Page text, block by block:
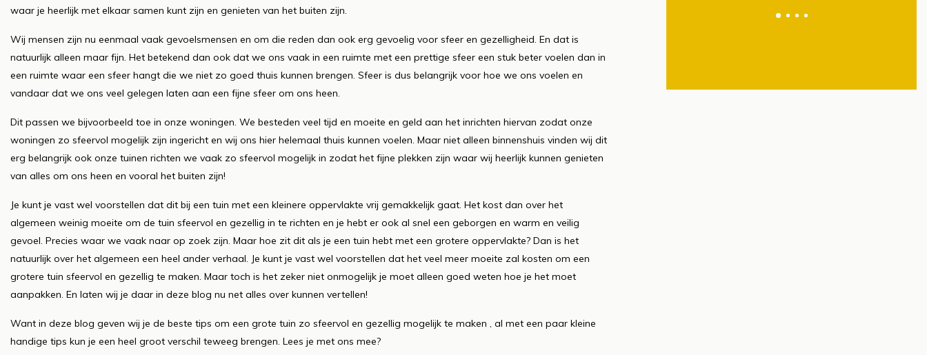
waar je heerlijk met elkaar samen kunt zijn en genieten van het buiten zijn.
Wij mensen zijn nu eenmaal vaak gevoelsmensen en om die reden dan ook erg gevoelig voor sfeer en gezelligheid. En dat is
natuurlijk alleen maar fijn. Het betekend dan ook dat we ons vaak in een ruimte met een prettige sfeer een stuk beter voelen dan in
een ruimte waar een sfeer hangt die we niet zo goed thuis kunnen brengen. Sfeer is dus belangrijk voor hoe we ons voelen en
vandaar dat we ons veel gelegen laten aan een fijne sfeer om ons heen.
Dit passen we bijvoorbeeld toe in onze woningen. We besteden veel tijd en moeite en geld aan het inrichten hiervan zodat onze
woningen zo sfeervol mogelijk zijn ingericht en wij ons hier helemaal thuis kunnen voelen. Maar niet alleen binnenshuis vinden wij dit
erg belangrijk ook onze tuinen richten we vaak zo sfeervol mogelijk in zodat het fijne plekken zijn waar wij heerlijk kunnen genieten
van alles om ons heen en vooral het buiten zijn!
Je kunt je vast wel voorstellen dat dit bij een tuin met een kleinere oppervlakte vrij gemakkelijk gaat. Het kost dan over het
algemeen weinig moeite om de tuin sfeervol en gezellig in te richten en je hebt er ook al snel een geborgen en warm en veilig
gevoel. Precies waar we vaak naar op zoek zijn. Maar hoe zit dit als je een tuin hebt met een grotere oppervlakte? Dan is het
natuurlijk over het algemeen een heel ander verhaal. Je kunt je vast wel voorstellen dat het veel meer moeite zal kosten om een
grotere tuin sfeervol en gezellig te maken. Maar toch is het zeker niet onmogelijk je moet alleen goed weten hoe je het moet
aanpakken. En laten wij je daar in deze blog nu net alles over kunnen vertellen!
Want in deze blog geven wij je de beste tips om een grote tuin zo sfeervol en gezellig mogelijk te maken , al met een paar kleine
handige tips kun je een heel groot verschil teweeg brengen. Lees je met ons mee?